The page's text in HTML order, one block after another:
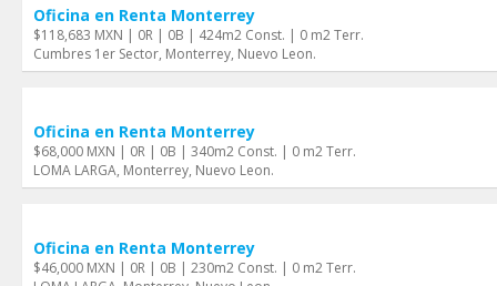
Oficina en Renta Monterrey
$118,683 MXN | 0R | 0B | 424m2 Const. | 0 m2 Terr.
Cumbres 1er Sector, Monterrey, Nuevo Leon.
Oficina en Renta Monterrey
$68,000 MXN | 0R | 0B | 340m2 Const. | 0 m2 Terr.
LOMA LARGA, Monterrey, Nuevo Leon.
Oficina en Renta Monterrey
$46,000 MXN | 0R | 0B | 230m2 Const. | 0 m2 Terr.